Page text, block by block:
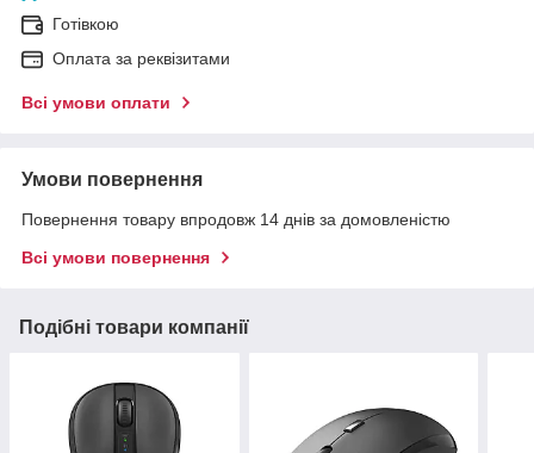
Готівкою
Оплата за реквізитами
Всі умови оплати
Умови повернення
Повернення товару впродовж 14 днів за домовленістю
Всі умови повернення
Подібні товари компанії